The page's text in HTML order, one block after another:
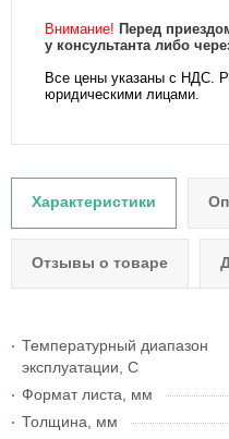
Внимание! Перед
у консультанта либо
Все цены указаны с НДС.
юридическими лицами.
Характеристики
Отзывы о товаре
Температурный диапазон
эксплуатации, С
Формат листа, мм
Толщина, мм